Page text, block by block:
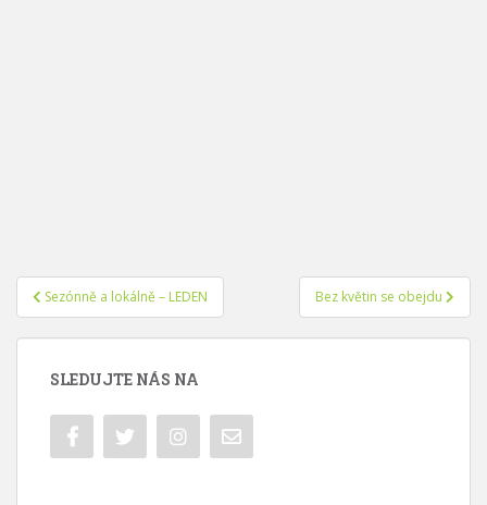
Navigace
pro
příspěvek
Sezónně a lokálně – LEDEN Bez květin se obejdu
SLEDUJTE NÁS NA